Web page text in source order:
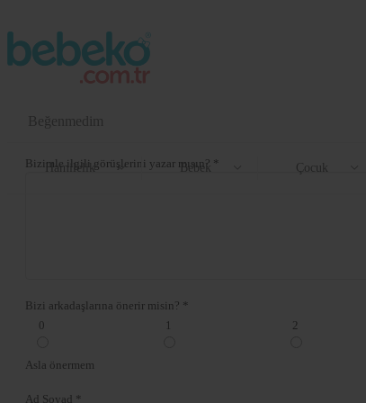
Hamilelik Bebek Çocuk
Beğenmedim
Bizimle ilgili görüşlerini yazar mısın? *
Bizi arkadaşlarına önerir misin? *
0
1 2
Asla önermem
Ad Soyad *